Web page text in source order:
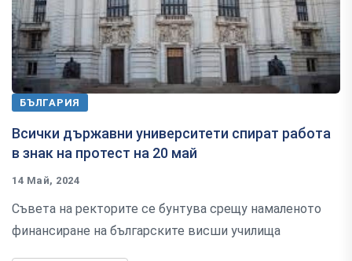
БЪЛГАРИЯ
Всички държавни университети спират работа
в знак на протест на 20 май
14 Май, 2024
Съвета на ректорите се бунтува срещу намаленото
финансиране на българските висши училища